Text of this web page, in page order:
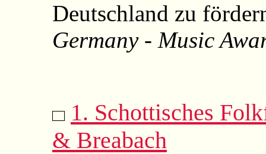
Deutschland zu
Germany - Music
1. Schottisches
& Breabach